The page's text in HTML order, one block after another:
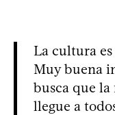
La cultura
Muy buena
busca que
llegue a